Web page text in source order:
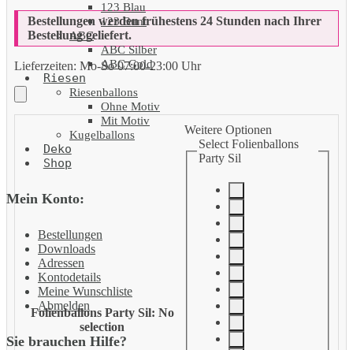
123 Blau
123 Bunt
ABC
ABC Silber
ABC Gold
Riesen
Riesenballons
Ohne Motiv
Mit Motiv
Kugelballons
Deko
Shop
Mein Konto:
Bestellungen
Downloads
Adressen
Kontodetails
Meine Wunschliste
Abmelden
Sie brauchen Hilfe?
Bestellungen werden frühestens 24 Stunden nach Ihrer
Bestellung geliefert.
Lieferzeiten: Mo-So 07:00-23:00 Uhr
Folienballons Party Sil: No
selection
Weitere Optionen
Select Folienballons
Party Sil